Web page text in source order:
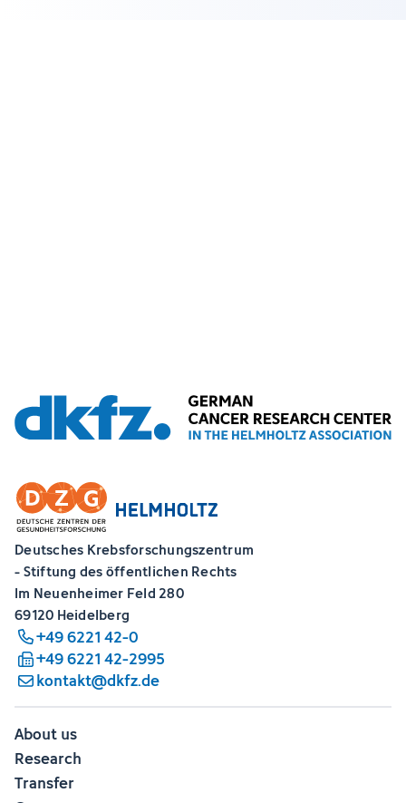
Deutsches Krebsforschungszentrum
- Stiftung des öffentlichen Rechts
Im Neuenheimer Feld 280
69120 Heidelberg
+49 6221 42-0
+49 6221 42-2995
kontakt@dkfz.de
About us
Research
Transfer